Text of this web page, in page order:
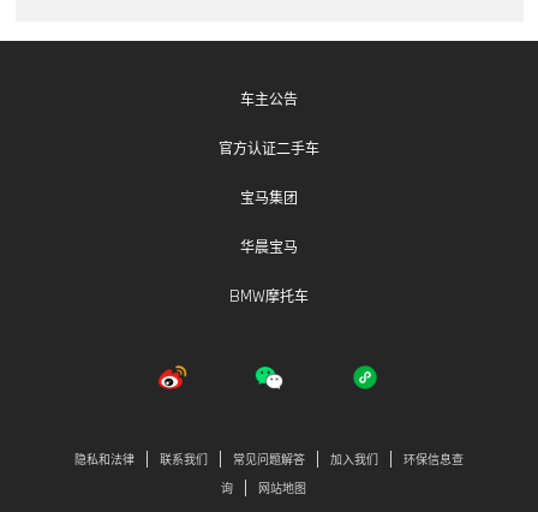
车主公告
官方认证二手车
宝马集团
华晨宝马
BMW摩托车
隐私和法律 联系我们 常见问题解答 加入我们
环保信息查
询
网站地图